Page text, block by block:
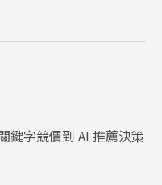
鍵字競價到 AI 推薦決策